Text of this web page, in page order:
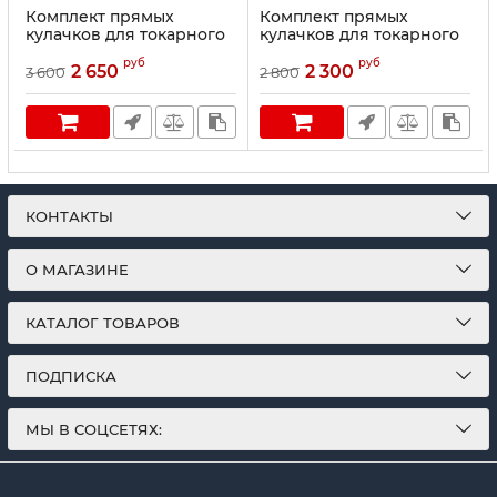
Комплект прямых
кулачков для токарного
патрона K12 диаметром
100 мм
3 600 2 650 руб
Комплект прямых
кулачков для токарного
патрона K12 диаметром
80 мм
2 800 2 300 руб
КОНТАКТЫ
О МАГАЗИНЕ
КАТАЛОГ ТОВАРОВ
ПОДПИСКА
МЫ В СОЦСЕТЯХ: